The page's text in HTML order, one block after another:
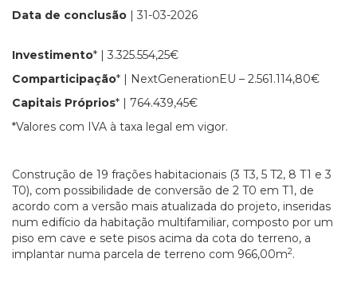
Data de conclusão | 31-03-2026
Investimento* | 3.325.554,25€
Comparticipação* | NextGenerationEU – 2.561.114,80€
Capitais Próprios* | 764.439,45€
*Valores com IVA à taxa legal em vigor.
Construção de 19 frações habitacionais (3 T3, 5 T2, 8 T1 e 3
T0), com possibilidade de conversão de 2 T0 em T1, de
acordo com a versão mais atualizada do projeto, inseridas
num edifício da habitação multifamiliar, composto por um
piso em cave e sete pisos acima da cota do terreno, a
implantar numa parcela de terreno com 966,00m2.